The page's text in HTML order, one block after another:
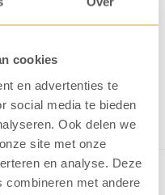
cookies
en advertenties te
social media te bieden
Ook delen we
site met onze
en analyse. Deze
combineren met andere
nieuwsbrief